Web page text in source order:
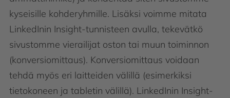
kyseisille kohderyhmille. Lisäksi voimme mitata
LinkedInin Insight-tunnisteen avulla, tekevätkö
sivustomme vierailijat oston tai muun toiminnon
(konversiomittaus). Konversiomittaus voidaan
tehdä myös eri laitteiden välillä (esimerkiksi
tietokoneen ja tabletin välillä). LinkedInin Insight-